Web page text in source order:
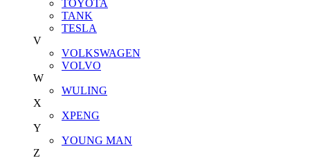
TOYOTA
TANK
TESLA
V
VOLKSWAGEN
VOLVO
W
WULING
X
XPENG
Y
YOUNG MAN
Z